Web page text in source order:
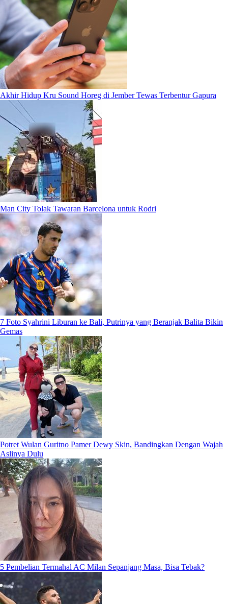
Akhir Hidup Kru Sound Horeg di Jember Tewas Terbentur Gapura
Man City Tolak Tawaran Barcelona untuk Rodri
7 Foto Syahrini Liburan ke Bali, Putrinya yang Beranjak Balita Bikin
Gemas
Potret Wulan Guritno Pamer Dewy Skin, Bandingkan Dengan Wajah
Aslinya Dulu
5 Pembelian Termahal AC Milan Sepanjang Masa, Bisa Tebak?